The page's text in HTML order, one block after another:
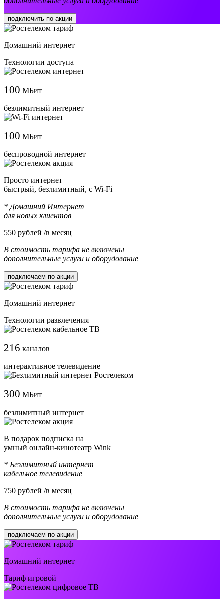
подключить по акции
Домашний интернет
Технологии доступа
100 МБит
безлимитный интернет
100 МБит
беспроводной интернет
Просто интернет
быстрый, безлимитный, с Wi-Fi
* Домашний Интернет
для новых клиентов
550 рублей /в месяц
В стоимость тарифа не включены
дополнительные услуги и оборудование
подключаем по акции
Домашний интернет
Технологии развлечения
216 каналов
интерактивное телевидение
300 МБит
безлимитный интернет
В подарок подписка на
умный онлайн-кинотеатр Wink
* Безлимитный интернет
кабельное телевидение
750 рублей /в месяц
В стоимость тарифа не включены
дополнительные услуги и оборудование
подключаем по акции
Домашний интернет
Тариф игровой